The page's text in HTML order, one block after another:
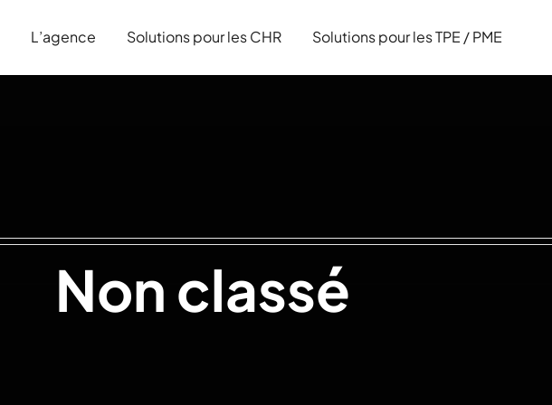
L’agence Solutions pour les CHR Solutions pour les TPE / PME
Non classé